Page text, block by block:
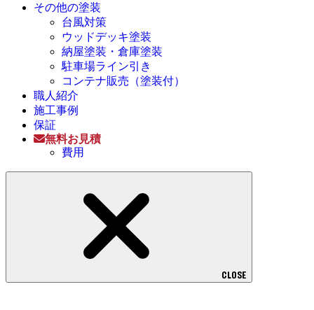
その他の塗装
台風対策
ウッドデッキ塗装
納屋塗装・倉庫塗装
駐車場ライン引き
コンテナ販売（塗装付）
職人紹介
施工事例
保証
無料お見積
費用
CLOSE